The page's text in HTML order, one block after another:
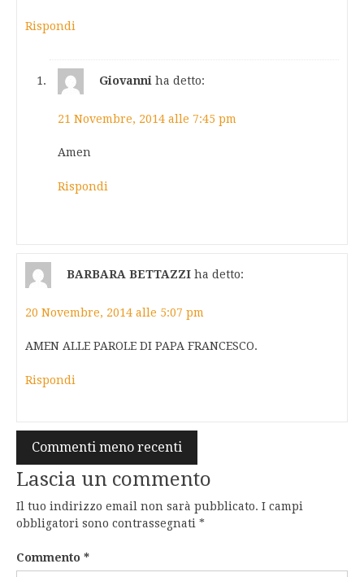
Rispondi
Giovanni ha detto:
21 Novembre, 2014 alle 7:45 pm
Amen
Rispondi
BARBARA BETTAZZI ha detto:
20 Novembre, 2014 alle 5:07 pm
AMEN ALLE PAROLE DI PAPA FRANCESCO.
Rispondi
Navigazione
commenti
Commenti meno recenti
Lascia un commento
Il tuo indirizzo email non sarà pubblicato. I campi
obbligatori sono contrassegnati *
Commento *